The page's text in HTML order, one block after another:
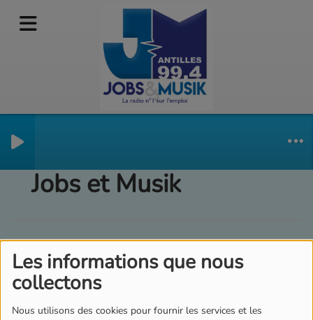
Les informations que nous
collectons
Nous utilisons des cookies pour fournir les services et les
Jobs et Musik